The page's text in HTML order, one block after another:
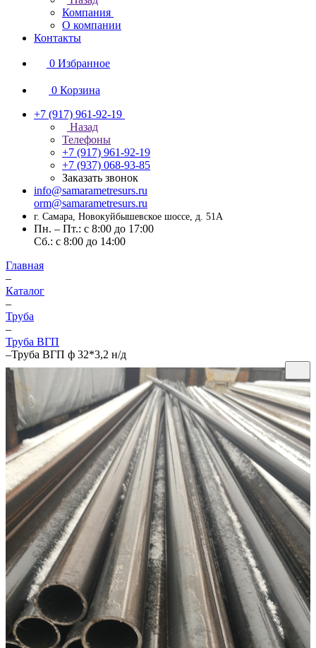
Компания
О компании
Контакты
0 Избранное
0 Корзина
+7 (917) 961-92-19
Назад
Телефоны
+7 (917) 961-92-19
+7 (937) 068-93-85
Заказать звонок
info@samarametresurs.ru
orm@samarametresurs.ru
г. Самара, Новокуйбышевское шоссе, д. 51А
Пн. – Пт.: с 8:00 до 17:00
Cб.: с 8:00 до 14:00
Главная
–
Каталог
–
Труба
–
Труба ВГП
–Труба ВГП ф 32*3,2 н/д